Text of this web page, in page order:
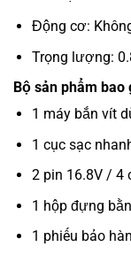
Động cơ:
Trọng lượng:
Bộ sản phẩm bao
1 máy bắn vít
1 cục sạc
2 pin 16.8V / 4
1 hộp đựng
1 phiếu bảo